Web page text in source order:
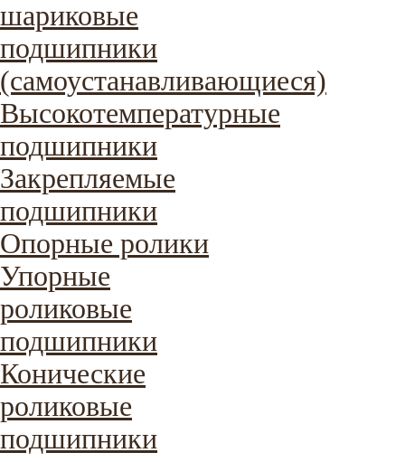
шариковые
подшипники
(самоустанавливающиеся)
Высокотемпературные
подшипники
Закрепляемые
подшипники
Опорные ролики
Упорные
роликовые
подшипники
Конические
роликовые
подшипники